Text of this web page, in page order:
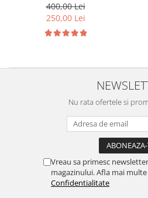
400,00 Lei
250,00 Lei
Nu rata ofertele si
Vreau sa primesc
magazinului. Afla mai multe
Confidentialitate